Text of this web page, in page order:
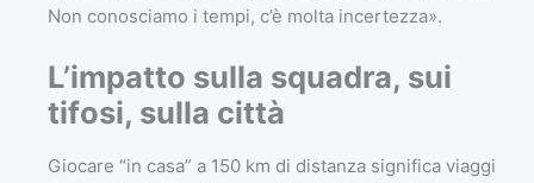
Non conosciamo i tempi, c’è molta incertezza».
L’impatto sulla squadra, sui
tifosi, sulla città
Giocare “in casa” a 150 km di distanza significa viaggi